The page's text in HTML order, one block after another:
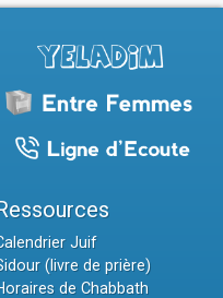
Juif
(livre de prière)
de Chabbath